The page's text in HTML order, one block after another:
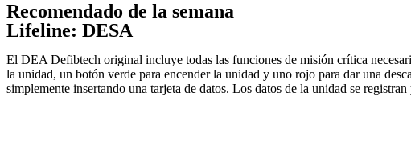
Recomendado de la semana
Lifeline: DESA
El DEA Defibtech original incluye todas las funciones de misión crítica
la unidad, un botón verde para encender la unidad y uno rojo para dar una
simplemente insertando una tarjeta de datos. Los datos de la unidad se